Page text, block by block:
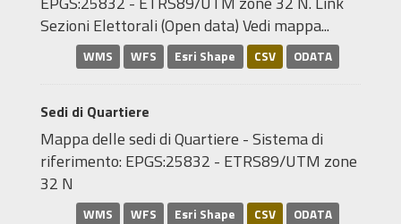
Sezioni Elettorali (Open data) Vedi mappa...
WMS WFS Esri Shape CSV ODATA
Sedi di Quartiere
Mappa delle sedi di Quartiere - Sistema di
riferimento: EPGS:25832 - ETRS89/UTM zone
32 N
WMS WFS Esri Shape CSV ODATA